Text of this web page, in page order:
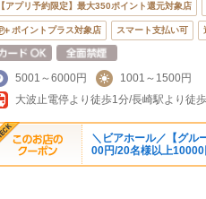
【アプリ予約限定】最大350ポイント還元対象店
ポイントプラス対象店 スマート支払い可
5001～6000円
1001～1500円
大波止電停より徒歩1分/長崎駅より徒
＼ビアホール／【グル
00円/20名様以上10000